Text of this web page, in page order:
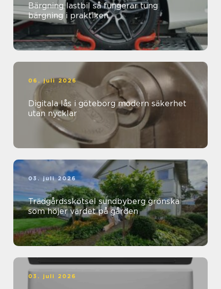
Bärgning lastbil så fungerar tung
bärgning i praktiken
06. juli 2026
Digitala lås i göteborg modern säkerhet
utan nycklar
03. juli 2026
Trädgårdsskötsel sundbyberg grönska
som höjer värdet på gården
03. juli 2026